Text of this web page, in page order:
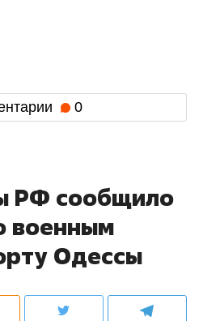
0
РФ сообщило
военным
Одессы